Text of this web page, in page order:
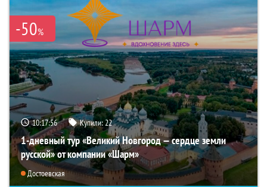
-50%
10:17:54 Купили:22
1-дневный тур «Великий Новгород — сердце земли
русской» от компании «Шарм»
Достоевская